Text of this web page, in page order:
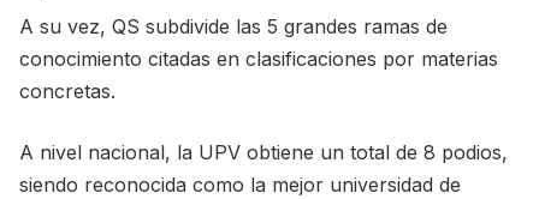
A su vez, QS subdivide las 5 grandes ramas de
conocimiento citadas en clasificaciones por materias
concretas.
A nivel nacional, la UPV obtiene un total de 8 podios,
siendo reconocida como la mejor universidad de